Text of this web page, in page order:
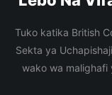
Tuko katika British
Sekta ya
wako wa malighafi